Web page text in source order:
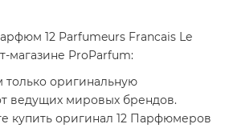
12 Parfumeurs Francais Le
магазине ProParfum:
оригинальную
ведущих мировых брендов.
купить оригинал 12 Парфюмеров